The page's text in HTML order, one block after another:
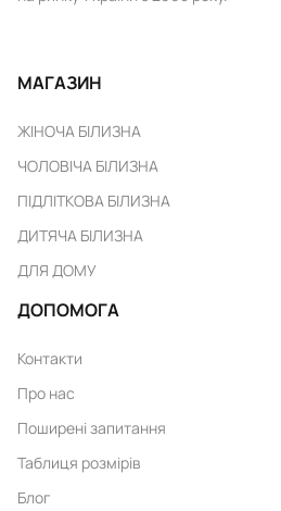
МАГАЗИН
ЖІНОЧА БІЛИЗНА
ЧОЛОВІЧА БІЛИЗНА
ПІДЛІТКОВА БІЛИЗНА
ДИТЯЧА БІЛИЗНА
ДЛЯ ДОМУ
ДОПОМОГА
Контакти
Про нас
Поширені запитання
Таблиця розмірів
Блог